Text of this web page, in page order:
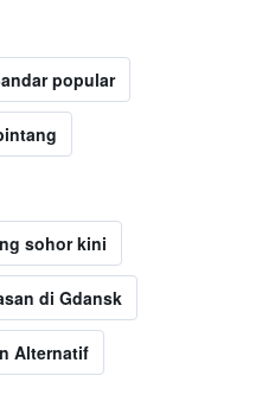
popular
sohor kini
di Gdansk
Alternatif